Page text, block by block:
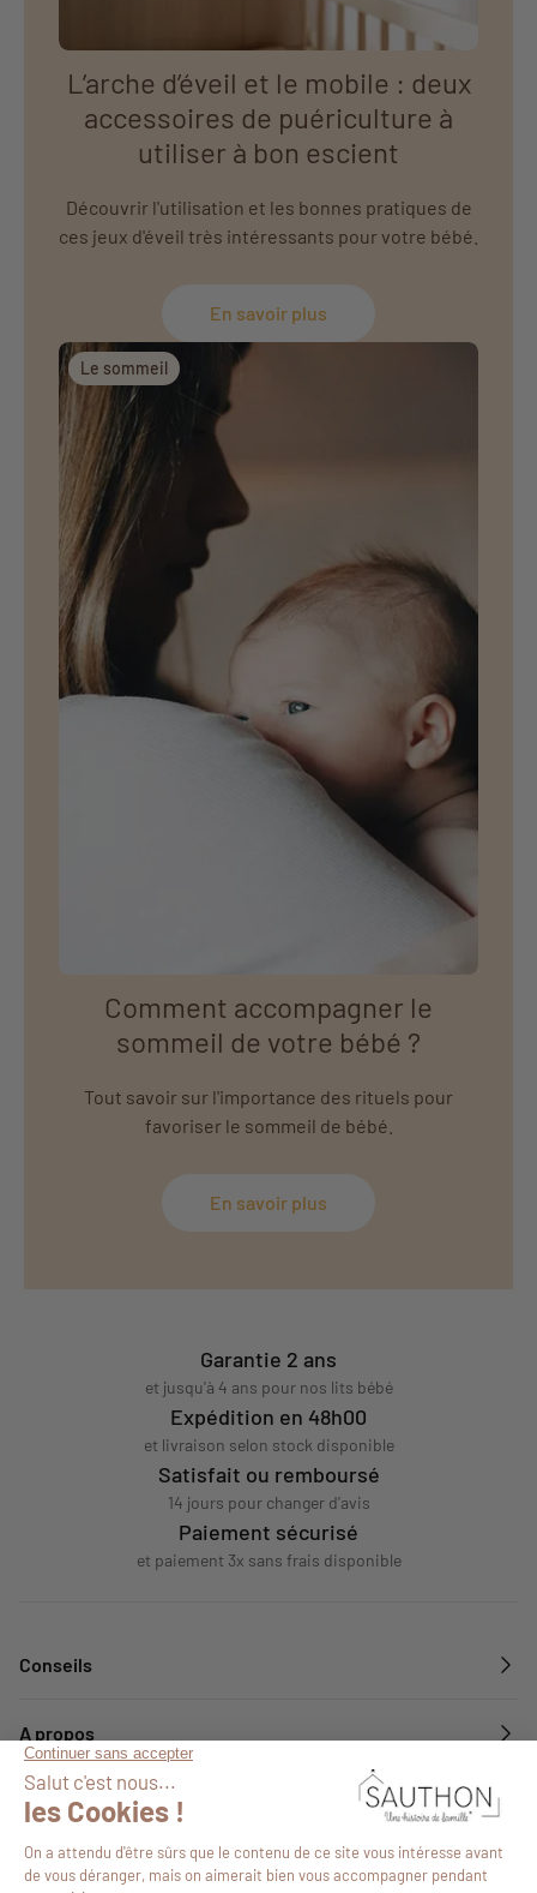
L’arche d’éveil et le mobile : deux
accessoires de puériculture à
utiliser à bon escient
Découvrir l'utilisation et les bonnes pratiques de
ces jeux d'éveil très intéressants pour votre bébé.
En savoir plus
Le sommeil
Comment accompagner le
sommeil de votre bébé ?
Tout savoir sur l'importance des rituels pour
favoriser le sommeil de bébé.
En savoir plus
Garantie 2 ans
et jusqu'à 4 ans pour nos lits bébé
Expédition en 48h00
et livraison selon stock disponible
Satisfait ou remboursé
14 jours pour changer d'avis
Paiement sécurisé
et paiement 3x sans frais disponible
Conseils
A propos
Services
Suivez-nous